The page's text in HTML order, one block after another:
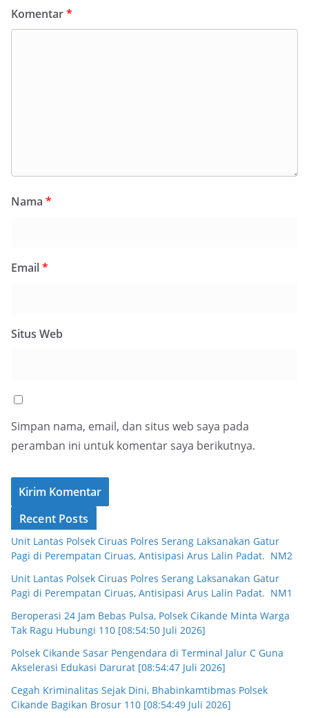
Komentar*
Nama *
Email*
Situs Web
Simpan nama, email, dan situs web saya pada
peramban ini untuk komentar saya berikutnya.
Recent Posts
Unit Lantas Polsek Ciruas Polres Serang Laksanakan Gatur
Pagi di Perempatan Ciruas, Antisipasi Arus Lalin Padat. NM2
Unit Lantas Polsek Ciruas Polres Serang Laksanakan Gatur
Pagi di Perempatan Ciruas, Antisipasi Arus Lalin Padat. NM1
Beroperasi 24 Jam Bebas Pulsa, Polsek Cikande Minta Warga
Tak Ragu Hubungi 110 [08:54:50 Juli 2026]
Polsek Cikande Sasar Pengendara di Terminal Jalur C Guna
Akselerasi Edukasi Darurat [08:54:47 Juli 2026]
Cegah Kriminalitas Sejak Dini, Bhabinkamtibmas Polsek
Cikande Bagikan Brosur 110 [08:54:49 Juli 2026]